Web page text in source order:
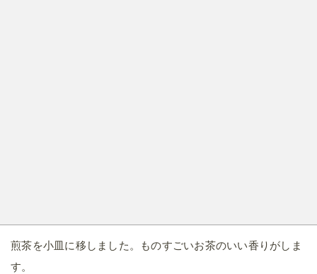
煎茶を小皿に移しました。ものすごいお茶のいい香りがしま
す。